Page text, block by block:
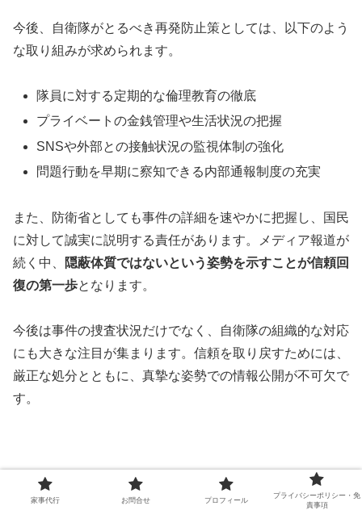
今後、自衛隊がとるべき再発防止策としては、以下のよう
な取り組みが求められます。
隊員に対する定期的な倫理教育の徹底
プライベートの金銭管理や生活状況の把握
SNSや外部との接触状況の監視体制の強化
問題行動を早期に察知できる内部通報制度の充実
また、防衛省としても事件の詳細を速やかに把握し、国民
に対して誠実に説明する責任があります。メディア報道が
続く中、
隠蔽体質ではないという姿勢を示すことが信頼回
復の第一歩となります。
今後は事件の捜査状況だけでなく、自衛隊の組織的な対応
にも大きな注目が集まります。信頼を取り戻すためには、
厳正な処分とともに、真摯な姿勢での情報公開が不可欠で
す。
おすすめ記事
家事代行 お問合せ プロフィール
プライバシーポリシー・免
責事項